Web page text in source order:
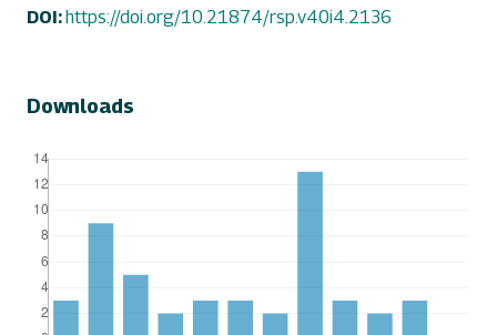
DOI:https://doi.org/10.21874/rsp.v40i4.2136
Downloads